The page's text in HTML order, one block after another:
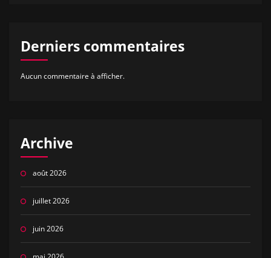
Derniers commentaires
Aucun commentaire à afficher.
Archive
août 2026
juillet 2026
juin 2026